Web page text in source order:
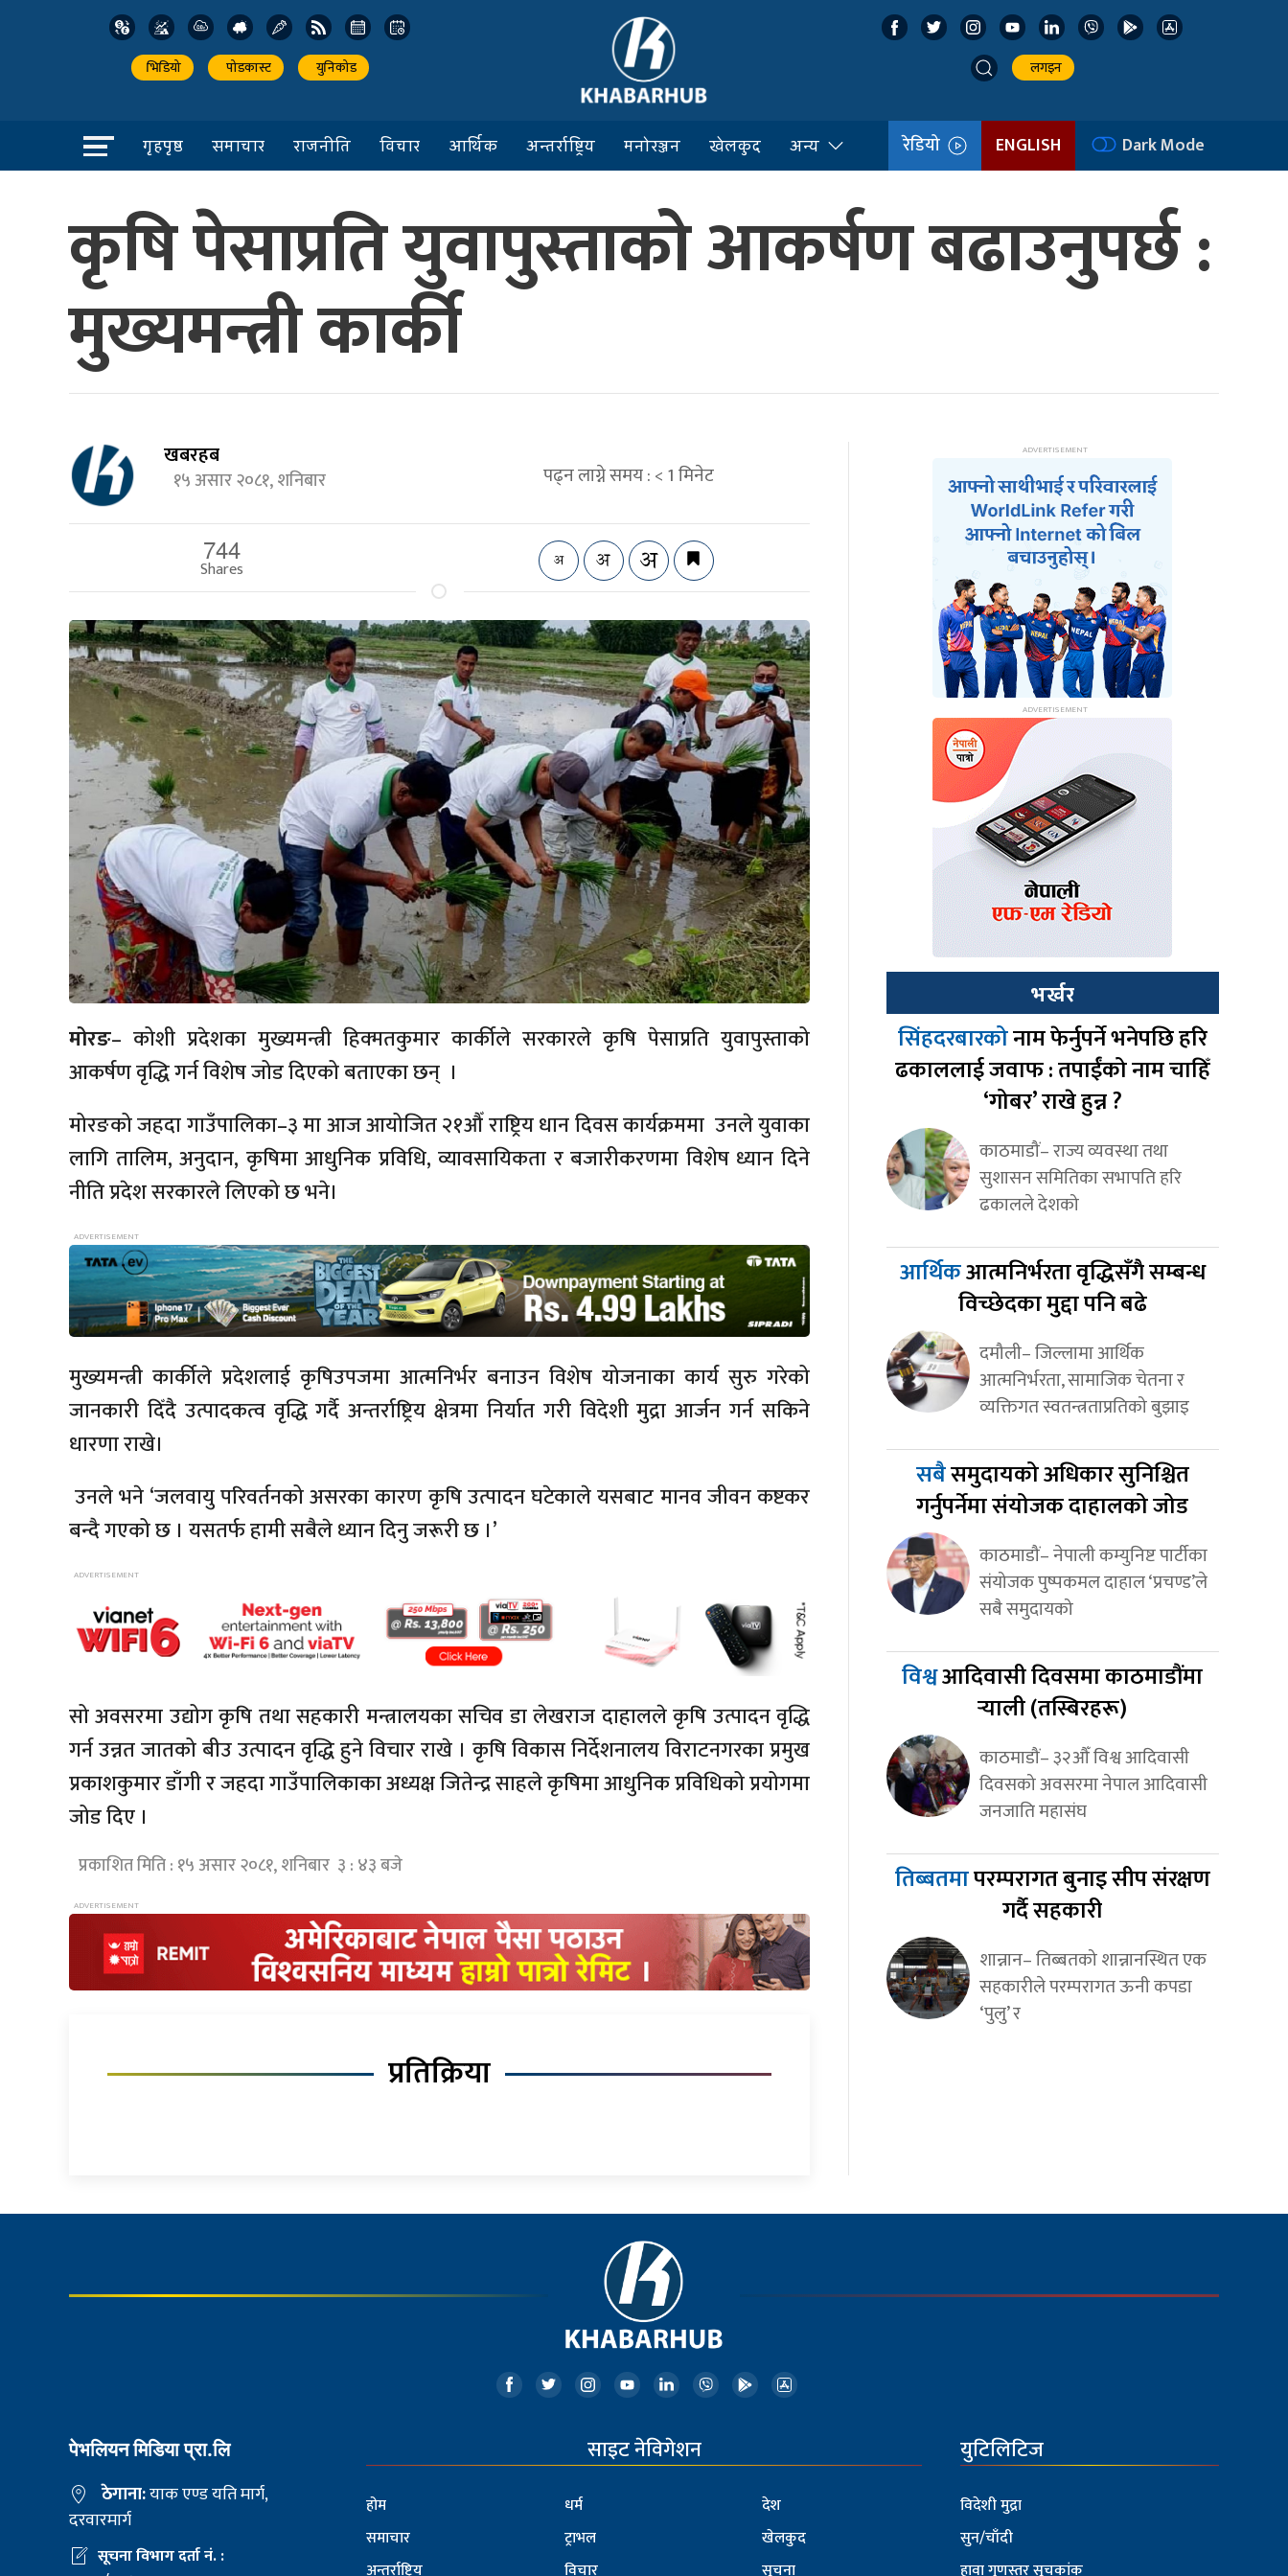
भिडियो पोडकास्ट युनिकोड लगइन
गृहपृष्ठ समाचार राजनीति विचार आर्थिक अन्तर्राष्ट्रिय मनोरञ्जन खेलकुद अन्य रेडियो ENGLISH Dark Mode
कृषि पेसाप्रति युवापुस्ताको आकर्षण बढाउनुपर्छ :
मुख्यमन्त्री कार्की
खबरहब
१५ असार २०८१, शनिबार पढ्न लाग्ने समय :< 1मिनेट
744
Shares
मोरङ– कोशी प्रदेशका मुख्यमन्त्री हिक्मतकुमार कार्कीले सरकारले कृषि पेसाप्रति युवापुस्ताको
आकर्षण वृद्धि गर्न विशेष जोड दिएको बताएका छन् ।
मोरङकोजहदागाउँपालिका–३मा आज आयोजित२१औँराष्ट्रिय धान दिवस कार्यक्रममा उनले युवाका
लागि तालिम, अनुदान, कृषिमा आधुनिक प्रविधि, व्यावसायिकता र बजारीकरणमा विशेष ध्यान दिने
नीति प्रदेश सरकारले लिएको छ भने।
मुख्यमन्त्री कार्कीले प्रदेशलाई कृषिउपजमा आत्मनिर्भर बनाउन विशेष योजनाका कार्य सुरु गरेको
जानकारी दिँदै उत्पादकत्व वृद्धि गर्दै अन्तर्राष्ट्रिय क्षेत्रमा निर्यात गरी विदेशी मुद्रा आर्जन गर्न सकिने
धारणा राखे।
उनले भने ‘जलवायु परिवर्तनको असरका कारण कृषि उत्पादन घटेकाले यसबाट मानव जीवन कष्टकर
बन्दै गएको छ । यसतर्फ हामी सबैले ध्यान दिनु जरूरी छ ।’
सो अवसरमा उद्योग कृषि तथा सहकारी मन्त्रालयका सचिव डा लेखराज दाहालले कृषि उत्पादन वृद्धि
गर्न उन्नत जातको बीउ उत्पादन वृद्धि हुने विचार राखे । कृषि विकास निर्देशनालय विराटनगरका प्रमुख
प्रकाशकुमार डाँगी रजहदागाउँपालिकाका अध्यक्ष जितेन्द्र साहले कृषिमा आधुनिक प्रविधिको प्रयोगमा
जोड दिए ।
प्रकाशित मिति : १५ असार २०८१, शनिबार ३ : ४३ बजे
प्रतिक्रिया
भर्खर
सिंहदरबारकोनाम फेर्नुपर्ने भनेपछि हरि
ढकाललाई जवाफ : तपाईंको नाम चाहिँ
‘गोबर’ राखे हुन्न ?
काठमाडौं– राज्य व्यवस्था तथा
सुशासन समितिका सभापति हरि
ढकालले देशको
आर्थिकआत्मनिर्भरता वृद्धिसँगै सम्बन्ध
विच्छेदका मुद्दा पनि बढे
दमौली– जिल्लामा आर्थिक
आत्मनिर्भरता, सामाजिक चेतना र
व्यक्तिगत स्वतन्त्रताप्रतिको बुझाइ
सबैसमुदायको अधिकार सुनिश्चित
गर्नुपर्नेमा संयोजक दाहालको जोड
काठमाडौं– नेपाली कम्युनिष्ट पार्टीका
संयोजक पुष्पकमल दाहाल ‘प्रचण्ड’ले
सबै समुदायको
विश्वआदिवासी दिवसमा काठमाडौंमा
र्‍याली (तस्बिरहरू)
काठमाडौं– ३२औँ विश्व आदिवासी
दिवसको अवसरमा नेपाल आदिवासी
जनजाति महासंघ
तिब्बतमापरम्परागत बुनाइ सीप संरक्षण
गर्दै सहकारी
शान्नान– तिब्बतको शान्नानस्थित एक
सहकारीले परम्परागत ऊनी कपडा
‘पुलु’ र
पेभलियन मिडिया प्रा.लि
ठेगाना:याक एण्ड यति मार्ग,
दरवारमार्ग
सूचना विभाग दर्ता नं. :
साइट नेविगेशन
होम
समाचार
अन्तर्राष्ट्रिय
धर्म
ट्राभल
विचार
देश
खेलकुद
सूचना
युटिलिटिज
विदेशी मुद्रा
सुन/चाँदी
हावा गुणस्तर सूचकांक